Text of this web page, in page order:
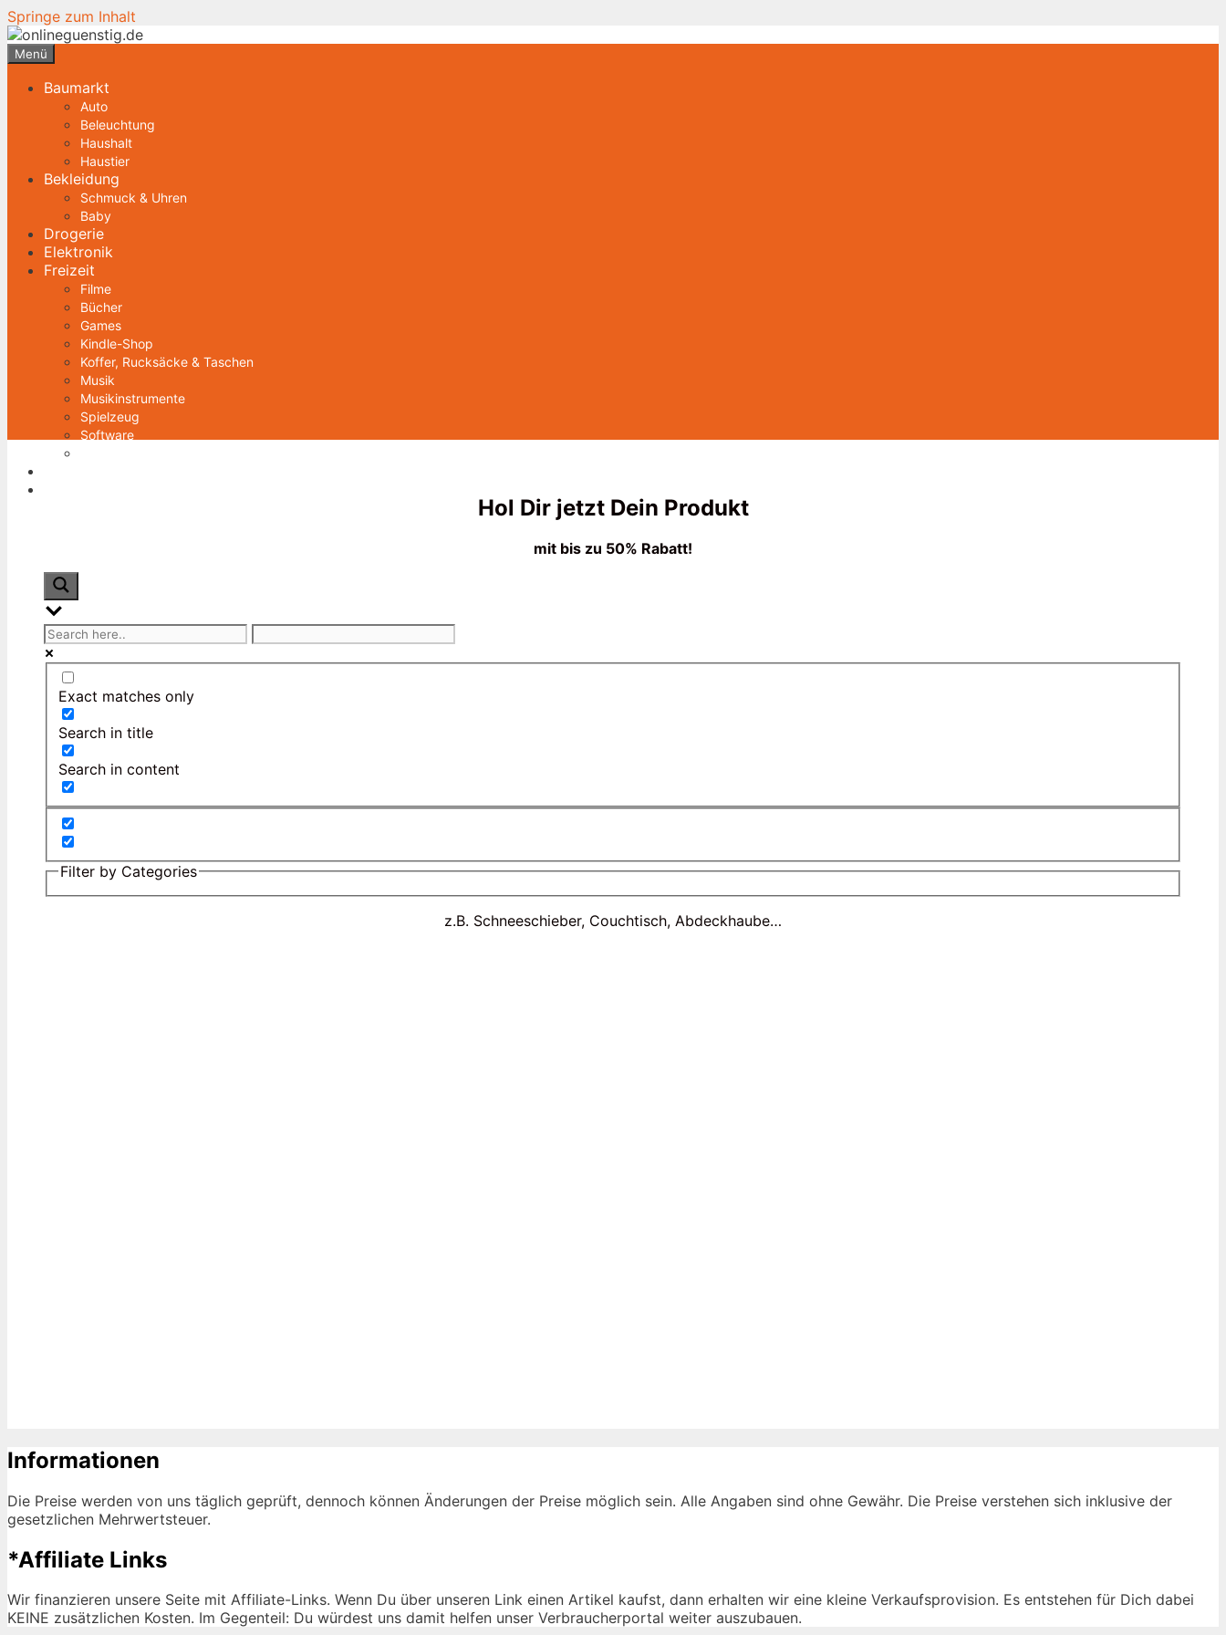
Springe zum Inhalt
Menü
Baumarkt
Auto
Beleuchtung
Haushalt
Haustier
Bekleidung
Schmuck & Uhren
Baby
Drogerie
Elektronik
Freizeit
Filme
Bücher
Games
Kindle-Shop
Koffer, Rucksäcke & Taschen
Musik
Musikinstrumente
Spielzeug
Software
Hol Dir jetzt Dein Produkt
mit bis zu 50% Rabatt!
Exact matches only
Search in title
Search in content
Filter by Categories
z.B. Schneeschieber, Couchtisch, Abdeckhaube…
Informationen
Die Preise werden von uns täglich geprüft, dennoch können Änderungen der Preise möglich sein. Alle Angaben sind ohne Gewähr. Die Preise verstehen sich inklusive der
gesetzlichen Mehrwertsteuer.
*Affiliate Links
Wir finanzieren unsere Seite mit Affiliate-Links. Wenn Du über unseren Link einen Artikel kaufst, dann erhalten wir eine kleine Verkaufsprovision. Es entstehen für Dich dabei
KEINE zusätzlichen Kosten. Im Gegenteil: Du würdest uns damit helfen unser Verbraucherportal weiter auszubauen.